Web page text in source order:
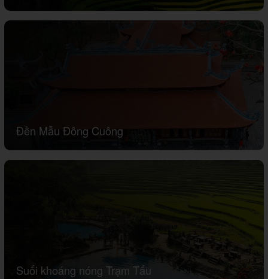
Đền Mẫu Đông Cuông
Suối khoáng nóng Trạm Tấu